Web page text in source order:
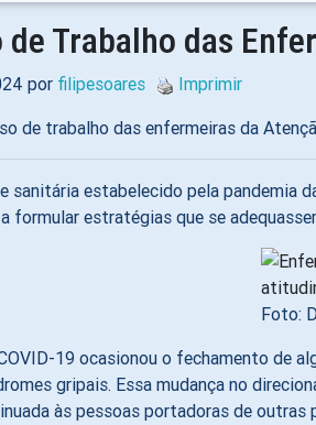
de Trabalho das
por filipesoares
Imprimir
de trabalho das enfermeiras da
sanitária estabelecido pela pandemia
formular estratégias que se
Foto:
19 ocasionou o fechamento de
gripais. Essa mudança no
às pessoas portadoras de